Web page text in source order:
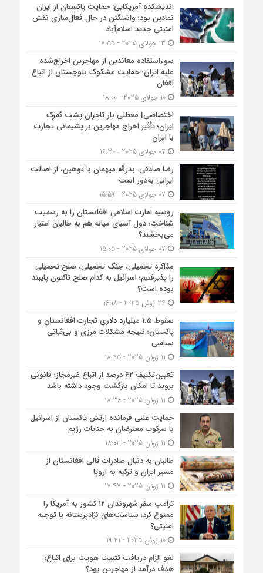
اندیشکده آمریکایی: حمایت پاکستان از ایران
نمادین بود؛ واشنگتن در حال فعال‌سازی نقش
امنیتی جدید اسلام‌آباد
سوءاستفاده معاندین از مهاجرین اخراج‌شده
علیه ایران؛ حمایت مشکوک بلوچستان از اتباع
افغان
10 جولای 2025 - 18:00
اختصاصی| معطلی بار تاجران پشت گمرک
ایران؛ تأثیر اخراج مهاجرین بر پشیمانی تجارت
با ایران
رضا صادقی: بدرقه میهمان با توهین، از اصالت
ایرانی به‌دور است
روسیه امارت اسلامی افغانستان را به رسمیت
شناخت؛ دول آسیای میانه هم به طالبان اعتبار
می‎‌بخشند؟
مذاکره تحمیلی، جنگ تحمیلی، صلح تحمیلی
را پذیرفتیم؛ اسرائیل به کدام صلح تاکنون پایبند
بوده است؟
سقوط ۱.۵ میلیارد دلاری تجارت افغانستان و
پاکستان؛ نتیجه مشکلات مرزی و بی‌ثباتی
سیاسی
تعیین‌تکلیف ۶۲ درصد از اتباع غیرمجاز؛ قانونی
بروید تا امکان بازگشت وجود داشته باشد
حمایت علنی فرمانده ارتش پاکستان از اسرائیل
با سرکوب معترضان به جنایات رژیم
طالبان به دنبال صادرات قالی افغانستان از
مسیر ایران و ترکیه به اروپا
ترامپ سفر شهروندان ۱۲ کشور به آمریکا را
ممنوع کرد؛ سیاست‌های نژادپرستانه یا توجیه
امنیتی؟
10 ژوئن 2025 - 19:41
لغو الزام دریافت تثبیت هویت برای اتباع؛
هدف درآمد از مهاجرین بود؟